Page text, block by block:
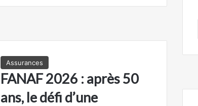
Assurances
FANAF 2026 : après 50
ans, le défi d’une